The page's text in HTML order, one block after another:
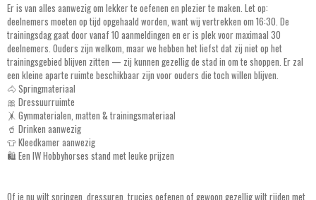
Er is van alles aanwezig om lekker te oefenen en plezier te maken. Let op:
deelnemers moeten op tijd opgehaald worden, want wij vertrekken om 16:30. De
trainingsdag gaat door vanaf 10 aanmeldingen en er is plek voor maximaal 30
deelnemers. Ouders zijn welkom, maar we hebben het liefst dat zij niet op het
trainingsgebied blijven zitten — zij kunnen gezellig de stad in om te shoppen. Er zal
een kleine aparte ruimte beschikbaar zijn voor ouders die toch willen blijven.
🐴 Springmateriaal
🎀 Dressuurruimte
🤸 Gymmaterialen, matten & trainingsmateriaal
🥤 Drinken aanwezig
👕 Kleedkamer aanwezig
🛍️ Een IW Hobbyhorses stand met leuke prijzen
Of je nu wilt springen, dressuren, trucjes oefenen of gewoon gezellig wilt rijden met